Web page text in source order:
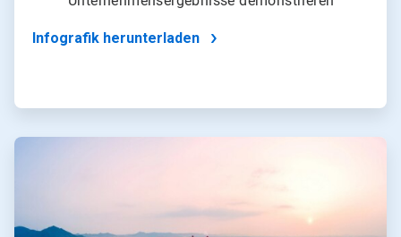
Infografik herunterladen
ArticleTile